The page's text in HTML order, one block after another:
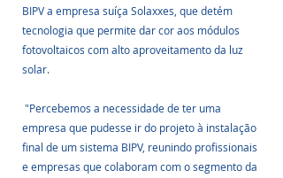
BIPV a empresa suíça Solaxxes, que detém
tecnologia que permite dar cor aos módulos
fotovoltaicos com alto aproveitamento da luz
solar.
"Percebemos a necessidade de ter uma
empresa que pudesse ir do projeto à instalação
final de um sistema BIPV, reunindo profissionais
e empresas que colaboram com o segmento da